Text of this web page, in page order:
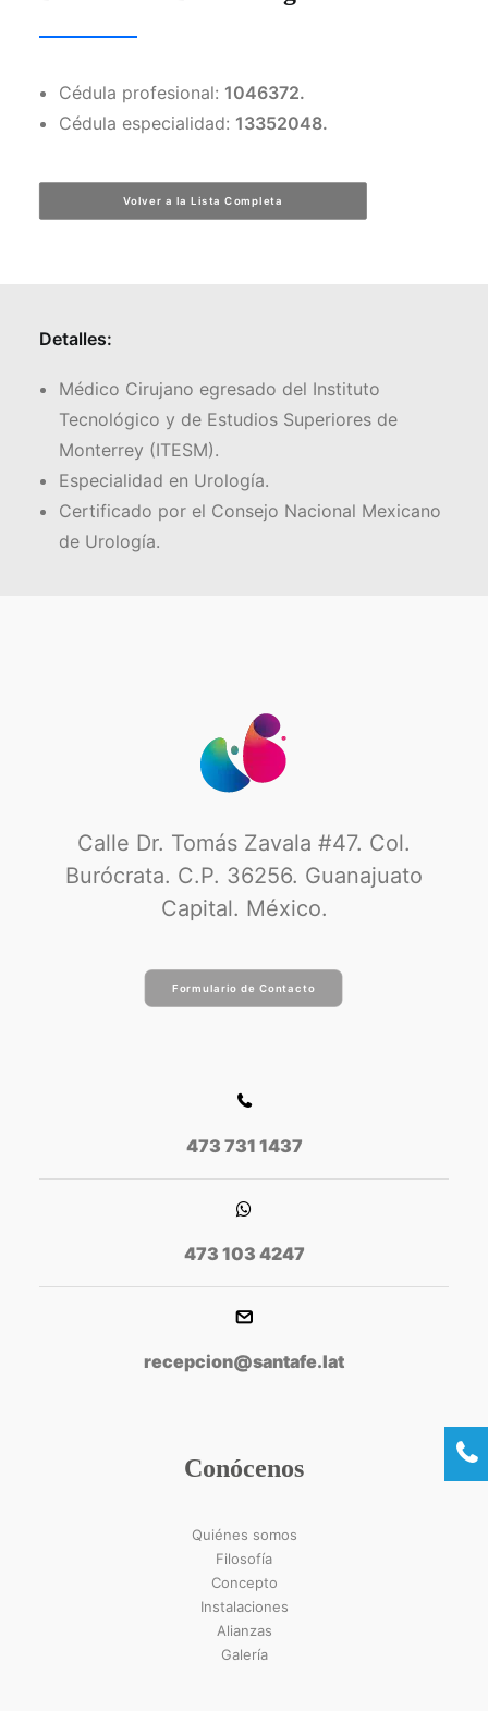
Instagram
Formulario de Contacto
Cédula profesional: 1046372.
Cédula especialidad: 13352048.
Volver a la Lista Completa
Detalles:
Médico Cirujano egresado del Instituto
Tecnológico y de Estudios Superiores de
Monterrey (ITESM).
Especialidad en Urología.
Certificado por el Consejo Nacional Mexicano
de Urología.
Calle Dr. Tomás Zavala #47. Col.
Burócrata. C.P. 36256. Guanajuato
Capital. México.
Formulario de Contacto
473 731 1437
473 103 4247
recepcion@santafe.lat
Conócenos
Quiénes somos
Filosofía
Concepto
Instalaciones
Alianzas
Galería